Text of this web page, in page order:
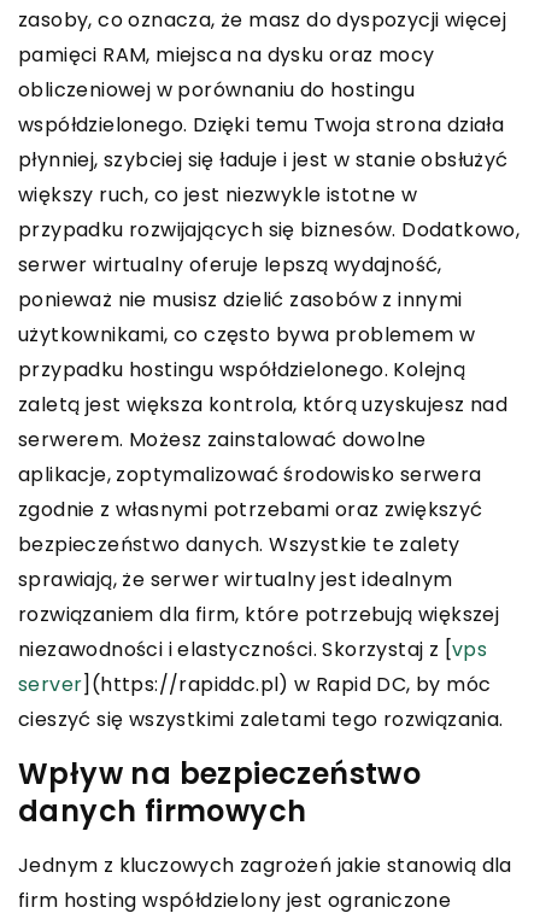
zasoby, co oznacza, że masz do dyspozycji więcej
pamięci RAM, miejsca na dysku oraz mocy
obliczeniowej w porównaniu do hostingu
współdzielonego. Dzięki temu Twoja strona działa
płynniej, szybciej się ładuje i jest w stanie obsłużyć
większy ruch, co jest niezwykle istotne w
przypadku rozwijających się biznesów. Dodatkowo,
serwer wirtualny oferuje lepszą wydajność,
ponieważ nie musisz dzielić zasobów z innymi
użytkownikami, co często bywa problemem w
przypadku hostingu współdzielonego. Kolejną
zaletą jest większa kontrola, którą uzyskujesz nad
serwerem. Możesz zainstalować dowolne
aplikacje, zoptymalizować środowisko serwera
zgodnie z własnymi potrzebami oraz zwiększyć
bezpieczeństwo danych. Wszystkie te zalety
sprawiają, że serwer wirtualny jest idealnym
rozwiązaniem dla firm, które potrzebują większej
niezawodności i elastyczności. Skorzystaj z [vps
server](https://rapiddc.pl) w Rapid DC, by móc
cieszyć się wszystkimi zaletami tego rozwiązania.
Wpływ na bezpieczeństwo
danych firmowych
Jednym z kluczowych zagrożeń jakie stanowią dla
firm hosting współdzielony jest ograniczone